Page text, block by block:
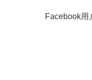
Facebook用